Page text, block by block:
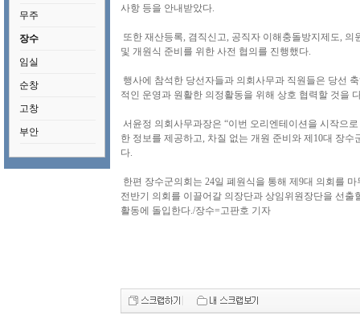
무주
장수
임실
순창
고창
부안
사항 등을 안내받았다.
또한 재산등록, 겸직신고, 공직자 이해충돌방지제도,
및 개원식 준비를 위한 사전 협의를 진행했다.
행사에 참석한 당선자들과 의회사무과 직원들은 당선
적인 운영과 원활한 의정활동을 위해 상호 협력할 것을
서윤정 의회사무과장은 “이번 오리엔테이션을 시작으
한 정보를 제공하고, 차질 없는 개원 준비와 제10대 장
다.
한편 장수군의회는 24일 폐원식을 통해 제9대 의회를
전반기 의회를 이끌어갈 의장단과 상임위원장단을 선
활동에 돌입한다./장수=고판호 기자